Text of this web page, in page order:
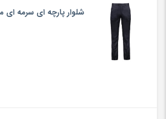
شلوار پارچه ای سرمه ای